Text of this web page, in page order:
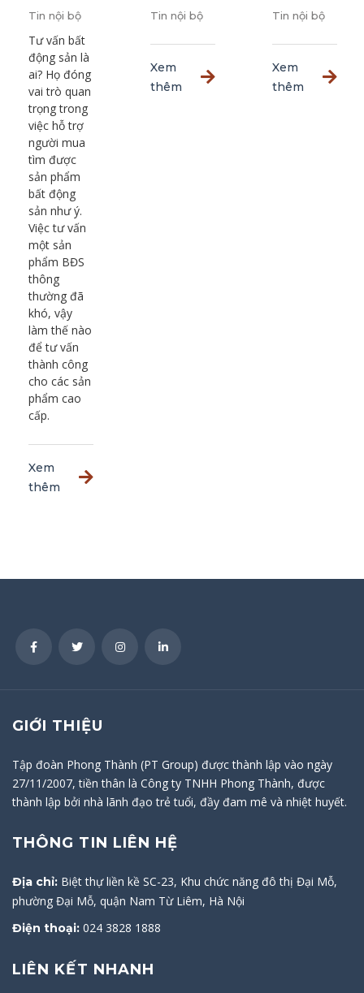
Tin nội bộ
Tư vấn bất
động sản là
ai? Họ đóng
vai trò quan
trọng trong
việc hỗ trợ
người mua
tìm được
sản phẩm
bất động
sản như ý.
Việc tư vấn
một sản
phẩm BĐS
thông
thường đã
khó, vậy
làm thế nào
để tư vấn
thành công
cho các sản
phẩm cao
cấp.
Xem
thêm
Tin nội bộ
Xem
thêm
Tin nội bộ
Xem
thêm
GIỚI THIỆU
Tập đoàn Phong Thành (PT Group) được thành lập vào ngày
27/11/2007, tiền thân là Công ty TNHH Phong Thành, được
thành lập bởi nhà lãnh đạo trẻ tuổi, đầy đam mê và nhiệt huyết.
THÔNG TIN LIÊN HỆ
Địa chỉ: Biệt thự liền kề SC-23, Khu chức năng đô thị Đại Mỗ,
phường Đại Mỗ, quận Nam Từ Liêm, Hà Nội
Điện thoại: 024 3828 1888
LIÊN KẾT NHANH